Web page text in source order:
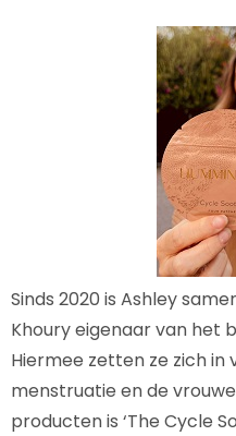
Sinds 2020 is Ashley
Khoury eigenaar van het
Hiermee zetten ze zich
menstruatie en de
producten is ‘The Cycle